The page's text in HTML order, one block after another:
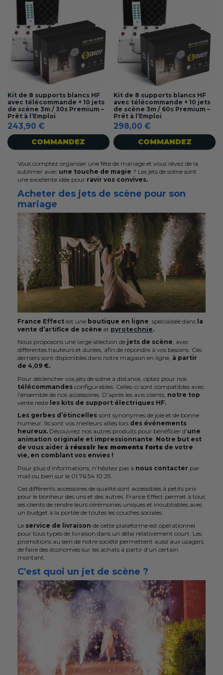
Kit de 8 supports blancs HF
avec télécommande + 10 jets
de scène 3m / 30s Premium –
Prêt à l’Emploi
243,90 €
COMMANDEZ
Kit de 8 supports blancs HF
avec télécommande + 10 jets
de scène 3m / 60s Premium –
Prêt à l’Emploi
298,00 €
COMMANDEZ
Vous comptez organiser une fête de mariage et vous rêvez de la
sublimer avec une touche de magie ? Les jets de scène sont
une excellente idée pour ravir vos convives.
Acheter des jets de scène pour son
mariage
France Effect est une boutique en ligne , spécialisée dans la
vente d’artifice de scène et pyrotechnie.
Nous proposons une large sélection de jets de scène, avec
différentes hauteurs et durées, afin de répondre à vos besoins. Ces
derniers sont disponibles dans notre magasin en ligne, à partir
de 4,09 €.
Pour déclencher vos jets de scène à distance, optez pour nos
télécommandes configurables. Celles-ci sont compatibles avec
l’ensemble de nos accessoires. D’après les avis clients, notre top
vente reste les kits de support électriques HF.
Les gerbes d’étincelles sont synonymes de joie et de bonne
humeur. Ils sont vos meilleurs alliés lors des événements
heureux. Découvrez nos autres produits pour bénéficier d’une
animation originale et impressionnante. Notre but est
de vous aider à réussir les moments forts de votre
vie, en comblant vos envies !
Pour plus d’informations, n’hésitez pas à nous contacter par
mail ou bien sur le 01 76 54 10 25.
Ces différents accessoires de qualité sont accessibles à petits prix
pour le bonheur des uns et des autres. France Effect permet à tous
ses clients de rendre leurs cérémonies uniques et inoubliables avec
un budget à la portée de toutes les couches sociales.
Le service de livraison de cette plateforme est opérationnel
pour tous types de livraison dans un délai relativement court. Les
promotions au sein de notre société permettent aussi aux usagers
de faire des économies sur les achats à partir d’un certain
montant.
C'est quoi un jet de scène ?